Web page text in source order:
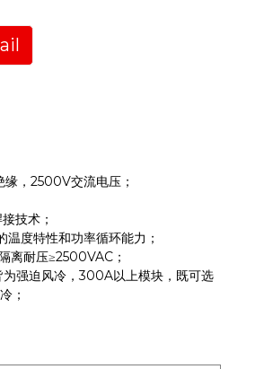
，2500V交流电压；
技术；
度特性和功率循环能力；
离耐压≥2500VAC；
强迫风冷，300A以上模块，既可选
；